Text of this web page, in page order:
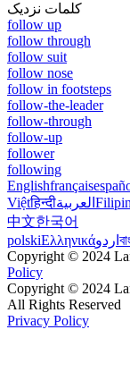
کلمات نزدیک
follow up
follow through
follow suit
follow nose
follow in footsteps
follow-the-leader
follow-through
follow-up
follower
following
Englishfrançais
Việtहिन्दीالعربية
中文한국어
polskiΕλληνικάاردو
Copyright © 2024
Policy
Copyright © 2024
All Rights Reserved
Privacy Policy